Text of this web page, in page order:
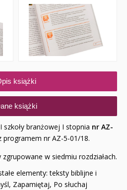
książki
Dane książki
branżowej I stopnia nr AZ-
programem nr AZ-5-01/18.
w siedmiu rozdziałach.
elementy: teksty biblijne i
Zapamiętaj, Po­ słuchaj